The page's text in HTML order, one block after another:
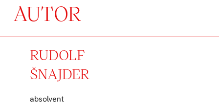
AUTOR
RUDOLF
ŠNAJDER
absolvent